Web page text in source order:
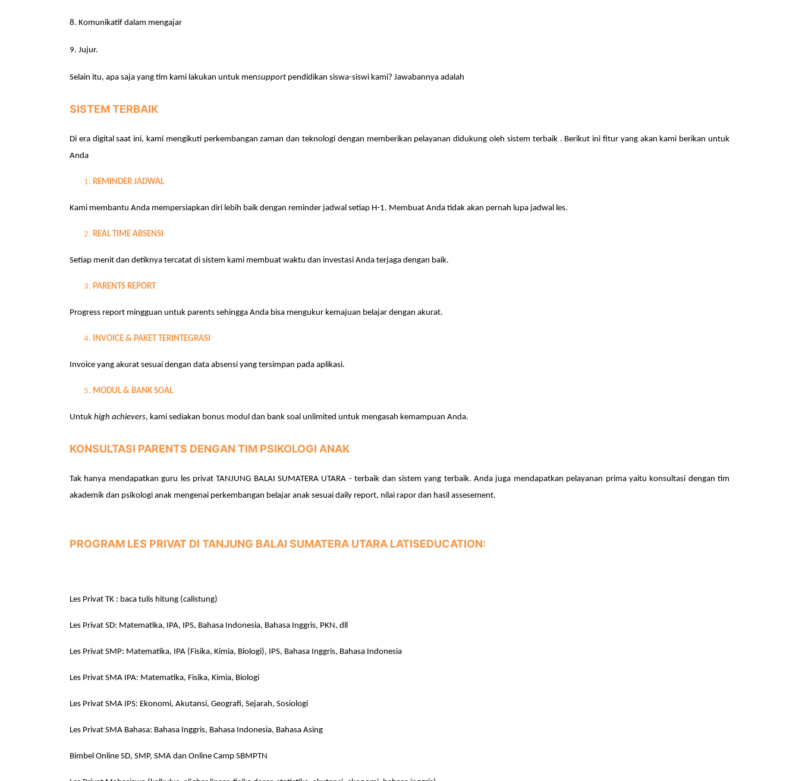
8. Komunikatif dalam mengajar
9. Jujur.
Selain itu, apa saja yang tim kami lakukan untuk mensupport pendidikan siswa-siswi kami? Jawabannya adalah
SISTEM TERBAIK
Di era digital saat ini, kami mengikuti perkembangan zaman dan teknologi dengan memberikan pelayanan didukung oleh sistem terbaik . Berikut ini fitur yang akan kami berikan untuk
Anda
1. REMINDER JADWAL
Kami membantu Anda mempersiapkan diri lebih baik dengan reminder jadwal setiap H-1. Membuat Anda tidak akan pernah lupa jadwal les.
2. REAL TIME ABSENSI
Setiap menit dan detiknya tercatat di sistem kami membuat waktu dan investasi Anda terjaga dengan baik.
3. PARENTS REPORT
Progress report mingguan untuk parents sehingga Anda bisa mengukur kemajuan belajar dengan akurat.
4. INVOICE & PAKET TERINTEGRASI
Invoice yang akurat sesuai dengan data absensi yang tersimpan pada aplikasi.
5. MODUL & BANK SOAL
Untuk high achievers, kami sediakan bonus modul dan bank soal unlimited untuk mengasah kemampuan Anda.
KONSULTASI PARENTS DENGAN TIM PSIKOLOGI ANAK
Tak hanya mendapatkan guru les privatTANJUNG BALAI SUMATERA UTARA - terbaik dan sistem yang terbaik. Anda juga mendapatkan pelayanan prima yaitu konsultasi dengan tim
akademik dan psikologi anak mengenai perkembangan belajar anak sesuai daily report, nilai rapor dan hasil assesement.
PROGRAM LES PRIVAT DI TANJUNG BALAI SUMATERA UTARA LATISEDUCATION:
Les Privat TK : baca tulis hitung (calistung)
Les Privat SD: Matematika, IPA, IPS, Bahasa Indonesia, Bahasa Inggris, PKN, dll
Les Privat SMP: Matematika, IPA (Fisika, Kimia, Biologi), IPS, Bahasa Inggris, Bahasa Indonesia
Les Privat SMA IPA: Matematika, Fisika, Kimia, Biologi
Les Privat SMA IPS: Ekonomi, Akutansi, Geografi, Sejarah, Sosiologi
Les Privat SMA Bahasa: Bahasa Inggris, Bahasa Indonesia, Bahasa Asing
Bimbel Online SD, SMP, SMA dan Online Camp SBMPTN